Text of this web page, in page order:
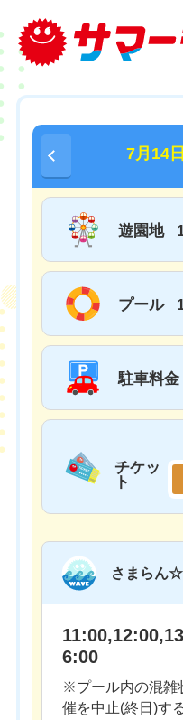
7月14
遊園地
プール
駐車料金
チケッ
ト
さまらん
6:00
※プール内の混雑
催を中止(終日)す